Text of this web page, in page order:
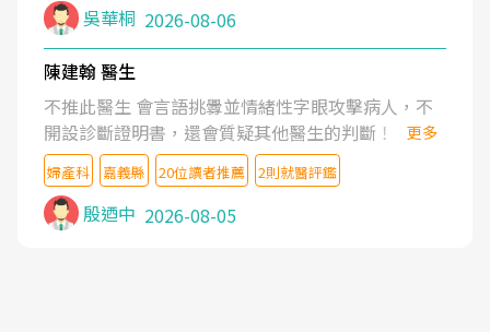
吳華桐 2026-08-06
陳建翰 醫生
不推此醫生 會言語挑釁並情緒性字眼攻擊病人，不
開設診斷證明書，還會質疑其他醫生的判斷！
更多
婦產科 嘉義縣 20位讀者推薦 2則就醫評鑑
殷迺中 2026-08-05